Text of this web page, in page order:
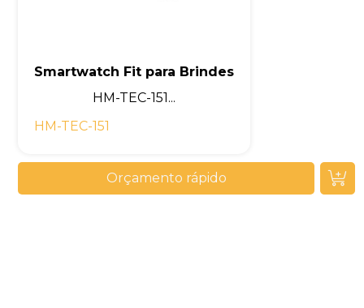
Smartwatch Fit para Brindes
HM-TEC-151...
HM-TEC-151
Orçamento rápido